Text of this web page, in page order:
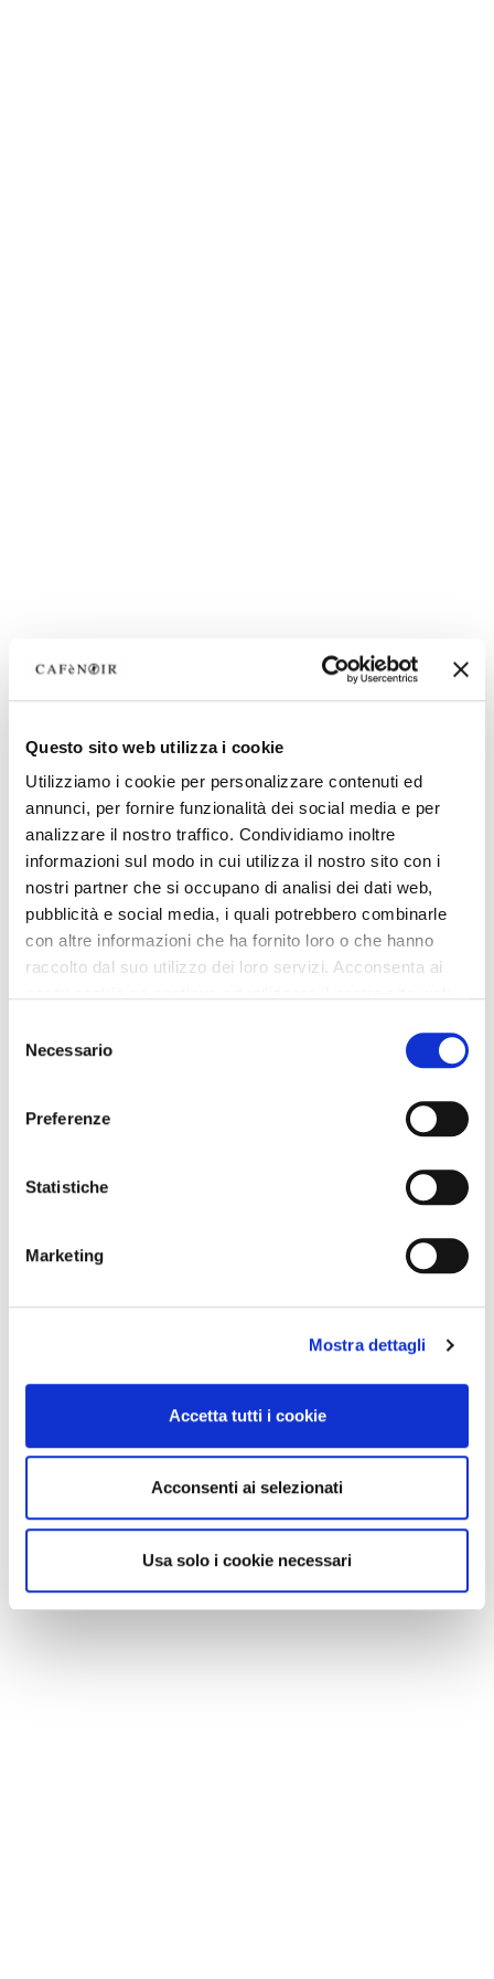
Questo sito web utilizza i cookie
Utilizziamo i cookie per personalizzare contenuti ed
annunci, per fornire funzionalità dei social media e per
analizzare il nostro traffico. Condividiamo inoltre
informazioni sul modo in cui utilizza il nostro sito con i
nostri partner che si occupano di analisi dei dati web,
pubblicità e social media, i quali potrebbero combinarle
con altre informazioni che ha fornito loro o che hanno
raccolto dal suo utilizzo dei loro servizi. Acconsenta ai
delNecessario
Preferenze
Statistiche
Marketing
Mostra dettagli
Accetta tutti i cookie
Acconsenti ai selezionati
Usa solo i cookie necessari